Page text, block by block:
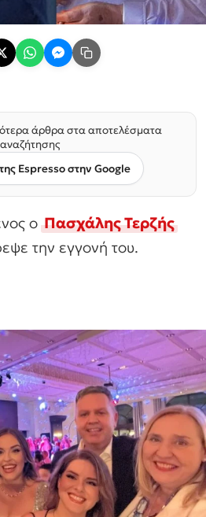
άρθρα στα αποτελέσματα
αναζήτησης
Espresso στην Google
οΠασχάλης Τερζής
την εγγονή του.